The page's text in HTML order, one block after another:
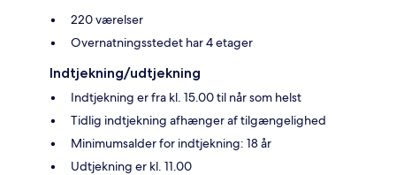
220 værelser
Overnatningsstedet har 4 etager
Indtjekning/udtjekning
Indtjekning er fra kl. 15.00 til når som helst
Tidlig indtjekning afhænger af tilgængelighed
Minimumsalder for indtjekning: 18 år
Udtjekning er kl. 11.00